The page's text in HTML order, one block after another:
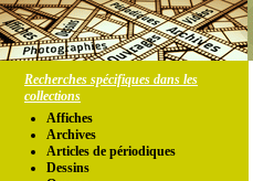
Recherches spécifiques dans les
collections
Affiches
Archives
Articles de périodiques
Dessins